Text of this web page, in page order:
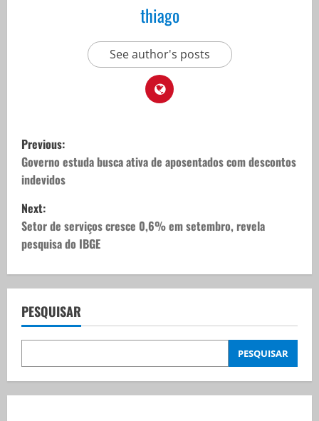
thiago
See author's posts
P
o
s
t
n
a
v
i
g
Previous:
Governo estuda busca ativa de aposentados com descontos
indevidos
Next:
Setor de serviços cresce 0,6% em setembro, revela
pesquisa do IBGE
PESQUISAR
PESQUISAR